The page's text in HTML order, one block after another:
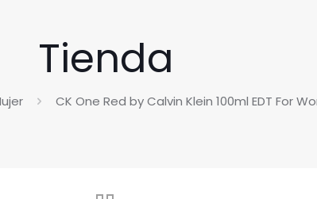
Tienda
CK One Red by Calvin Klein 100ml EDT For